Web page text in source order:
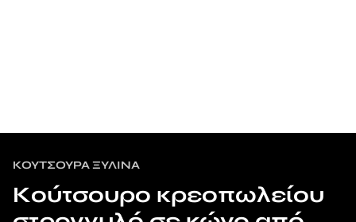
ΚΟΎΤΣΟΥΡΑ ΞΎΛΙΝΑ
Κούτσουρο κρεοπωλείου